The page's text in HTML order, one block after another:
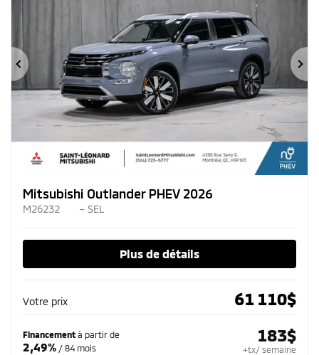
Précédent
Mitsubishi Outlander PHEV 2026
M26232 – SEL
Plus de détails
Votre prix 61 110$
Financement à partir de
2,49% / 84 mois
183$
+tx/ semaine